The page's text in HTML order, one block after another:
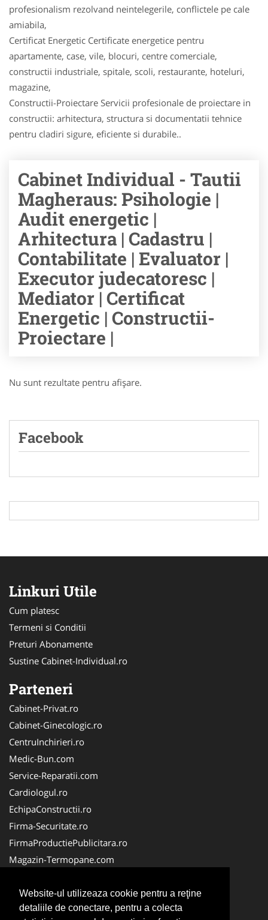
Website-ul utilizeaza cookie pentru a reţine
detaliile de conectare, pentru a colecta
profesionalism rezolvand neintelegerile, conflictele pe cale
amiabila,
Certificat Energetic Certificate energetice pentru
apartamente, case, vile, blocuri, centre comerciale,
constructii industriale, spitale, scoli, restaurante, hoteluri,
magazine,
Constructii-Proiectare Servicii profesionale de proiectare in
constructii: arhitectura, structura si documentatii tehnice
pentru cladiri sigure, eficiente si durabile..
Cabinet Individual - Tautii
Magheraus: Psihologie |
Audit energetic |
Arhitectura | Cadastru |
Contabilitate | Evaluator |
Executor judecatoresc |
Mediator | Certificat
Energetic | Constructii-
Proiectare |
Nu sunt rezultate pentru afişare.
Facebook
Linkuri Utile
Cum platesc
Termeni si Conditii
Preturi Abonamente
Sustine Cabinet-Individual.ro
Parteneri
Cabinet-Privat.ro
Cabinet-Ginecologic.ro
CentruInchirieri.ro
Medic-Bun.com
Service-Reparatii.com
Cardiologul.ro
EchipaConstructii.ro
Firma-Securitate.ro
FirmaProductiePublicitara.ro
Magazin-Termopane.com
CramaVinuri.ro
FirmaTractariAuto.ro